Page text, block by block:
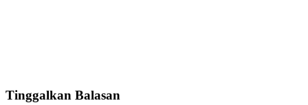
Tinggalkan Balasan